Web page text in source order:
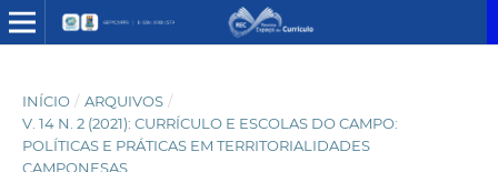
INÍCIO / ARQUIVOS /
V. 14 N. 2 (2021): CURRÍCULO E ESCOLAS DO CAMPO:
POLÍTICAS E PRÁTICAS EM TERRITORIALIDADES
CAMPONESAS